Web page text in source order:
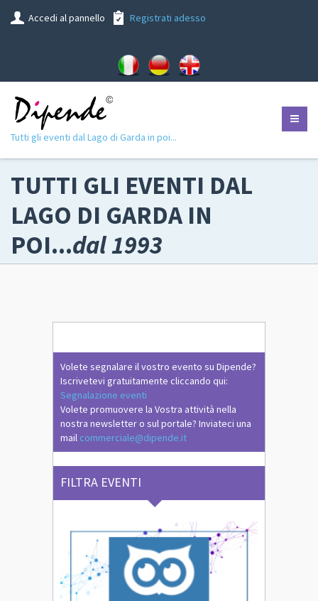
Accedi al pannello Registrati adesso
Tutti gli eventi dal Lago di Garda in poi...
TUTTI GLI EVENTI DAL
LAGO DI GARDA IN
POI...dal 1993
Volete segnalare il vostro evento su Dipende?
Iscrivetevi gratuitamente cliccando qui:
Segnalazione eventi
Volete promuovere la Vostra attività nella
nostra newsletter o sul portale? Inviateci una
mail commerciale@dipende.it
FILTRA EVENTI